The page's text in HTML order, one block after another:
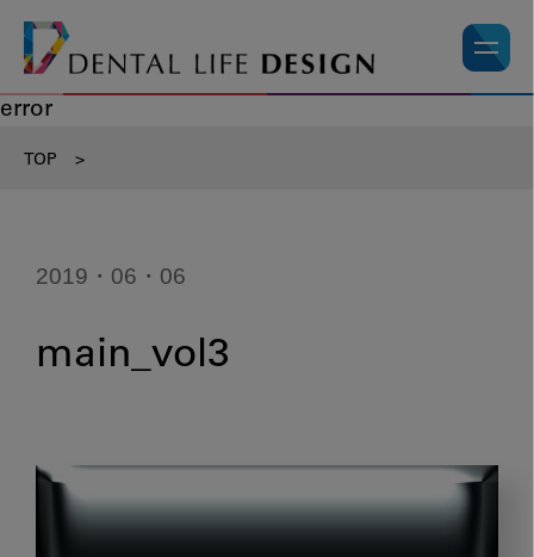
error
TOP >
2019・06・06
main_vol3